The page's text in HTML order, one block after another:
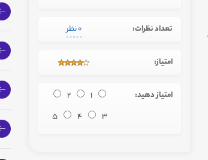
تعداد نظرات: 0 نظر
امتیاز:
امتیاز دهید: 1
2
3
4
5